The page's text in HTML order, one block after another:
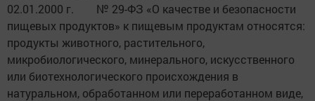
02.01.2000 г. № 29-ФЗ «О качестве и безопасности
пищевых продуктов» к пищевым продуктам относятся:
продукты животного, растительного,
микробиологического, минерального, искусственного
или биотехнологического происхождения в
натуральном, обработанном или переработанном виде,